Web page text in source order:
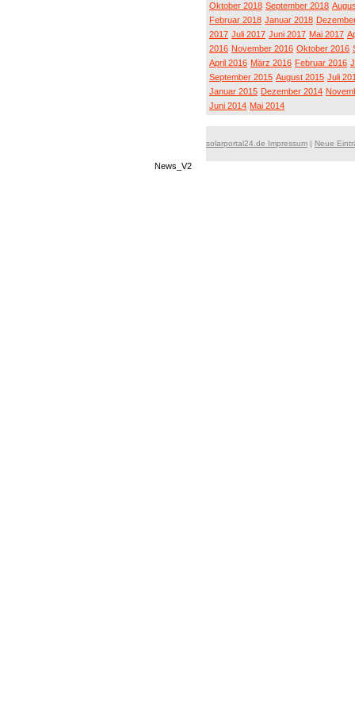
Oktober 2018 September 2018
Februar 2018 Januar 2018
2017 Juli 2017 Juni 2017 Mai 2017
2016 November 2016 Oktober 2016
April 2016 März 2016 Februar 2016
September 2015 August 2015 Juli
Januar 2015 Dezember 2014
Juni 2014 Mai 2014
solarportal24.de Impressum | Neue
News_V2